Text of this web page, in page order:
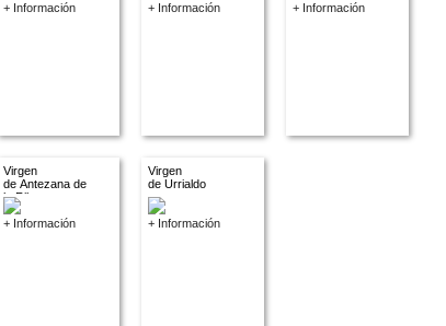
+ Información + Información + Información
Virgen
de Antezana de
la Ribera
+ Información
Virgen
de Urrialdo
+ Información